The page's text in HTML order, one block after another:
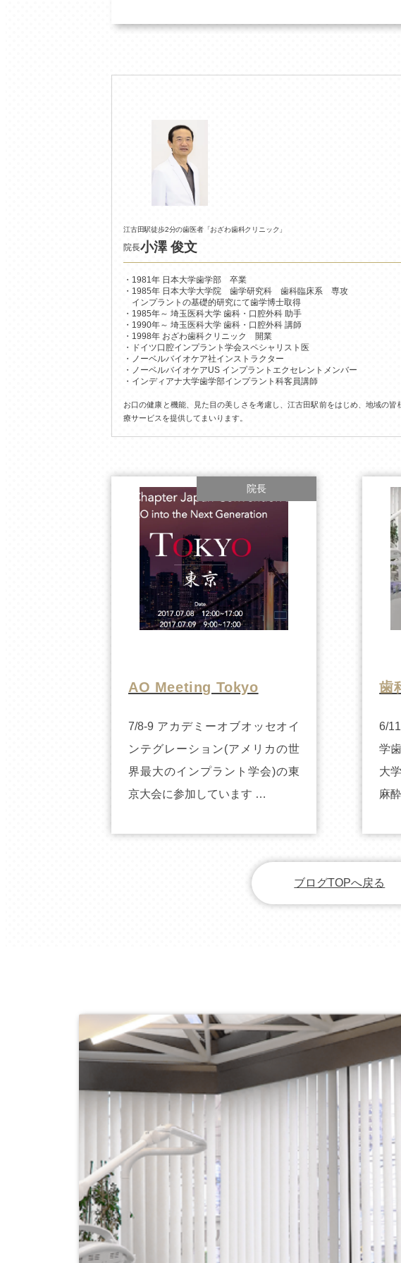
江古田駅徒歩2分の歯医者「おざわ歯科クリニック」
院長小澤 俊文
1981年 日本大学歯学部 卒業
1985年 日本大学大学院 歯学研究科 歯科臨床系 専攻
インプラントの基礎的研究にて歯学博士取得
1985年～ 埼玉医科大学 歯科・口腔外科 助手
1990年～ 埼玉医科大学 歯科・口腔外科 講師
1998年 おざわ歯科クリニック 開業
ドイツ口腔インプラント学会スペシャリスト医
ノーベルバイオケア社インストラクター
ノーベルバイオケアUS インプラントエクセレントメンバー
インディアナ大学歯学部インプラント科客員講師
お口の健康と機能、見た目の美しさを考慮し、江古田駅前をはじめ、地域の皆
療サービスを提供してまいります。
院長
AO Meeting Tokyo
7/8-9 アカデミーオブオッセオイ
ンテグレーション(アメリカの世
界最大のインプラント学会)の東
京大会に参加しています …
歯
6/
学
大
麻
ブログTOPへ戻る